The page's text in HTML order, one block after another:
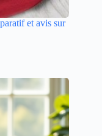
et avis sur